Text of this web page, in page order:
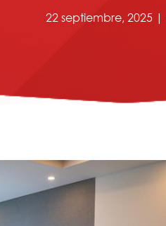
22 septiembre, 2025 |